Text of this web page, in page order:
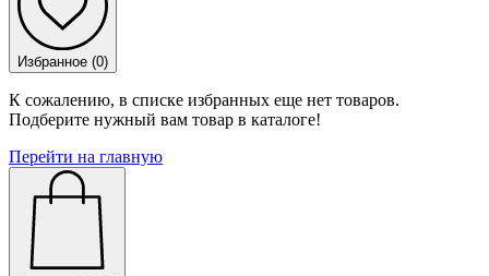
Избранное (0)
К сожалению, в списке избранных еще нет товаров.
Подберите нужный вам товар в каталоге!
Перейти на главную